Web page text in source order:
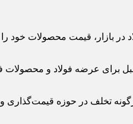
بازار، قیمت محصولات خود را
برای عرضه فولاد و محصولات
تخلف در حوزه